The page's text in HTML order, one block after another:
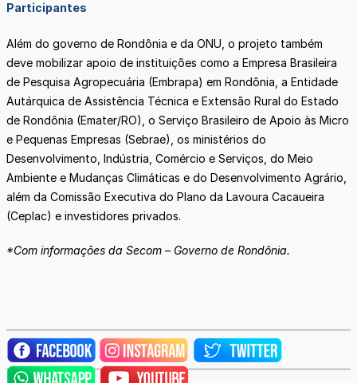
Participantes
Além do governo de Rondônia e da ONU, o projeto também
deve mobilizar apoio de instituições como a Empresa Brasileira
de Pesquisa Agropecuária (Embrapa) em Rondônia, a Entidade
Autárquica de Assistência Técnica e Extensão Rural do Estado
de Rondônia (Emater/RO), o Serviço Brasileiro de Apoio às Micro
e Pequenas Empresas (Sebrae), os ministérios do
Desenvolvimento, Indústria, Comércio e Serviços, do Meio
Ambiente e Mudanças Climáticas e do Desenvolvimento Agrário,
além da Comissão Executiva do Plano da Lavoura Cacaueira
(Ceplac) e investidores privados.
*Com informações da Secom – Governo de Rondônia.